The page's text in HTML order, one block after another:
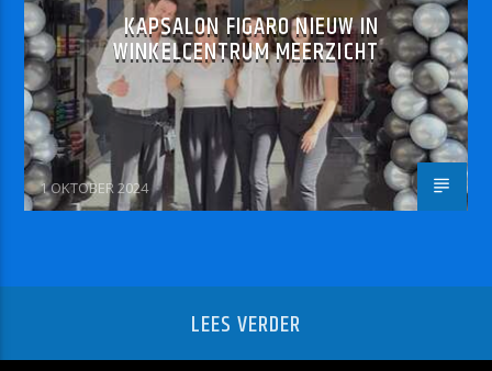
KAPSALON FIGARO NIEUW IN
WINKELCENTRUM MEERZICHT
1 OKTOBER 2024
LEES VERDER